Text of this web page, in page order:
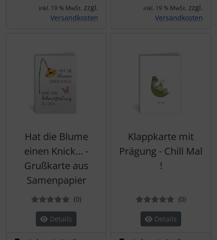
inkl. 19 % MwSt. zzgl.
Versandkosten
inkl. 19 % MwSt. zzgl.
Versandkosten
Hat die Blume
einen Knick... -
Grußkarte aus
Samenpapier
(0Bewertungen
)
Details
Klappkarte mit
Prägung - Chill Mal
!
(0)
Details